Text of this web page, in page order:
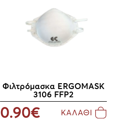
Φιλτρόμασκα ERGOMASK
3106 FFP2
0.90€ ΚΑΛΑΘΙ